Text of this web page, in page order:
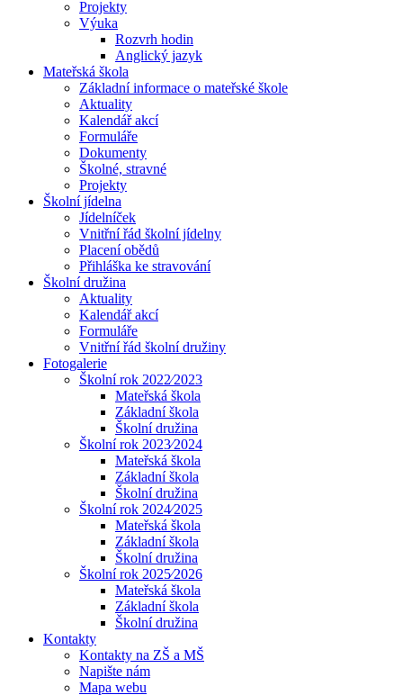
Projekty
Výuka
Rozvrh hodin
Anglický jazyk
Mateřská škola
Základní informace o mateřské škole
Aktuality
Kalendář akcí
Formuláře
Dokumenty
Školné, stravné
Projekty
Školní jídelna
Jídelníček
Vnitřní řád školní jídelny
Placení obědů
Přihláška ke stravování
Školní družina
Aktuality
Kalendář akcí
Formuláře
Vnitřní řád školní družiny
Fotogalerie
Školní rok 2022⁄2023
Mateřská škola
Základní škola
Školní družina
Školní rok 2023⁄2024
Mateřská škola
Základní škola
Školní družina
Školní rok 2024⁄2025
Mateřská škola
Základní škola
Školní družina
Školní rok 2025⁄2026
Mateřská škola
Základní škola
Školní družina
Kontakty
Kontakty na ZŠ a MŠ
Napište nám
Mapa webu